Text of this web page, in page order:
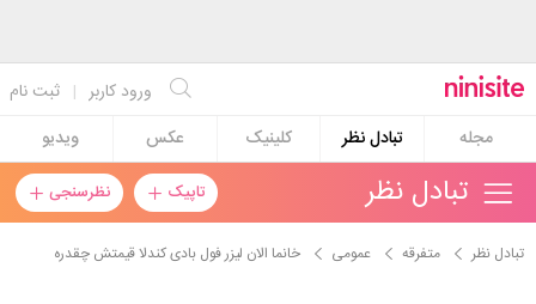
ثبت نام | ورود کاربر
مجله
تبادل نظر کلینیک عکس ویدیو
تاپیک نظرسنجی تبادل نظر
تبادل نظر متفرقه عمومی خانما الان لیزر فول بادی کندلا قیمتش چقدره